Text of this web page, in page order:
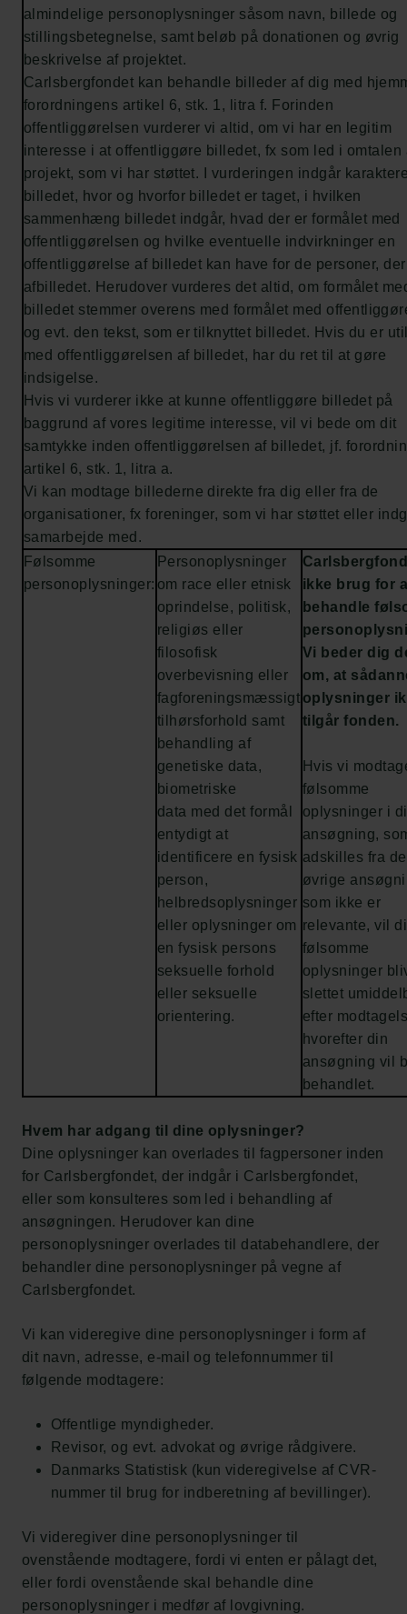
almindelige personoplysninger såsom navn, billede og
stillingsbetegnelse, samt beløb på donationen og øvrig
beskrivelse af projektet.
Carlsbergfondet kan behandle billeder af dig med
forordningens artikel 6, stk. 1, litra f. Forinden
offentliggørelsen vurderer vi altid, om vi har en legitim
interesse i at offentliggøre billedet, fx som led i omtalen
projekt, som vi har støttet. I vurderingen indgår
billedet, hvor og hvorfor billedet er taget, i hvilken
sammenhæng billedet indgår, hvad der er formålet med
offentliggørelsen og hvilke eventuelle indvirkninger en
offentliggørelse af billedet kan have for de personer,
afbilledet. Herudover vurderes det altid, om formålet
billedet stemmer overens med formålet med
og evt. den tekst, som er tilknyttet billedet. Hvis du er
med offentliggørelsen af billedet, har du ret til at gøre
indsigelse.
Hvis vi vurderer ikke at kunne offentliggøre billedet på
baggrund af vores legitime interesse, vil vi bede om dit
samtykke inden offentliggørelsen af billedet, jf.
artikel 6, stk. 1, litra a.
Vi kan modtage billederne direkte fra dig eller fra de
organisationer, fx foreninger, som vi har støttet eller
samarbejde med.
Følsomme
personoplysninger:
Personoplysninger
om race eller etnisk
oprindelse, politisk,
religiøs eller
filosofisk
overbevisning eller
fagforeningsmæssigt
tilhørsforhold samt
behandling af
genetiske data,
biometriske
data med det formål
entydigt at
identificere en fysisk
person,
helbredsoplysninger
eller oplysninger om
en fysisk persons
seksuelle forhold
eller seksuelle
orientering.
ikke brug for
behandle
Vi beder dig
om, at
oplysninger
tilgår
Hvis vi
følsomme
oplysninger i
ansøgning,
adskilles fra
øvrige
som ikke er
relevante, vil
følsomme
oplysninger
slettet
efter
hvorefter din
ansøgning vil
behandlet.
Hvem har adgang til dine oplysninger?
Dine oplysninger kan overlades til fagpersoner inden
for Carlsbergfondet, der indgår i Carlsbergfondet,
eller som konsulteres som led i behandling af
ansøgningen. Herudover kan dine
personoplysninger overlades til databehandlere, der
behandler dine personoplysninger på vegne af
Carlsbergfondet.
Vi kan videregive dine personoplysninger i form af
dit navn, adresse, e-mail og telefonnummer til
følgende modtagere:
Offentlige myndigheder.
Revisor, og evt. advokat og øvrige rådgivere.
Danmarks Statistisk (kun videregivelse af CVR-
nummer til brug for indberetning af bevillinger).
Vi videregiver dine personoplysninger til
ovenstående modtagere, fordi vi enten er pålagt det,
eller fordi ovenstående skal behandle dine
personoplysninger i medfør af lovgivning.